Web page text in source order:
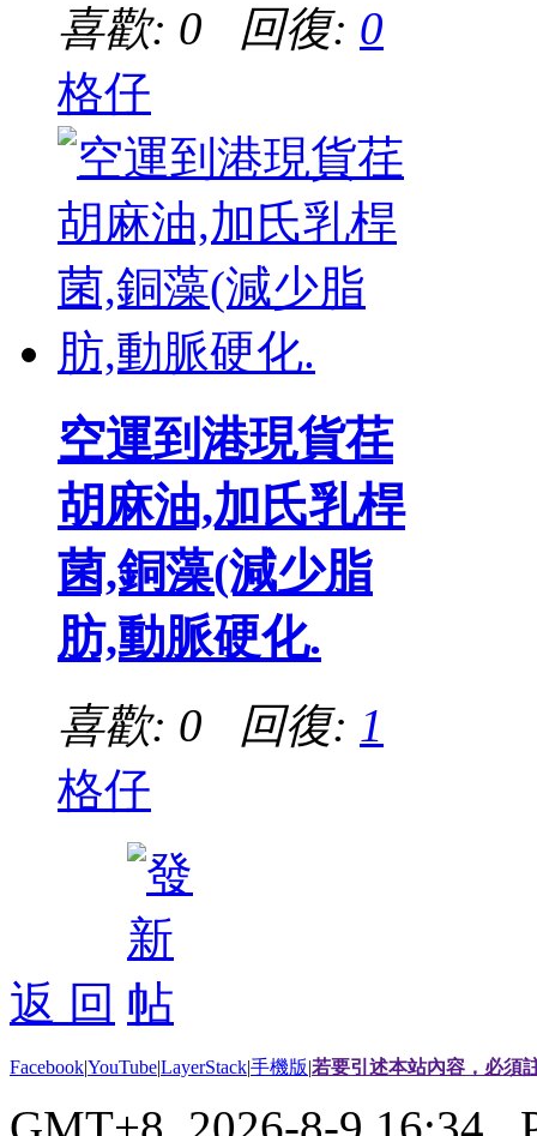
喜歡: 0 回復: 0
格仔
空運到港現貨荏
胡麻油,加氏乳桿
菌,銅藻(減少脂
肪,動脈硬化.
喜歡: 0 回復: 1
格仔
返 回
Facebook|YouTube|LayerStack|手機版|若要引述本站內容，必須